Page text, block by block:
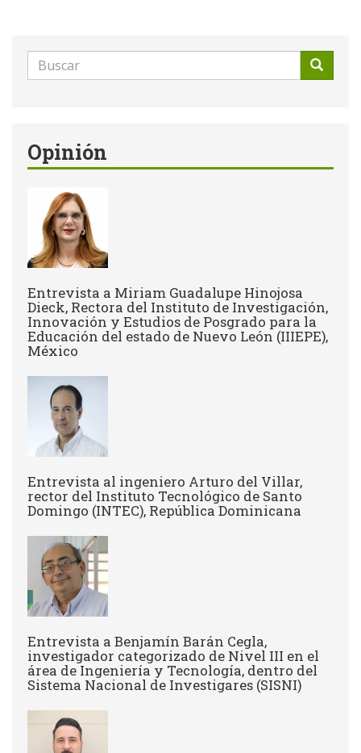
Formulario
de
Opinión
Entrevista a Miriam Guadalupe Hinojosa
Dieck, Rectora del Instituto de Investigación,
Innovación y Estudios de Posgrado para la
Educación del estado de Nuevo León (IIIEPE),
México
Entrevista al ingeniero Arturo del Villar,
rector del Instituto Tecnológico de Santo
Domingo (INTEC), República Dominicana
Entrevista a Benjamín Barán Cegla,
investigador categorizado de Nivel III en el
área de Ingeniería y Tecnología, dentro del
Sistema Nacional de Investigares (SISNI)